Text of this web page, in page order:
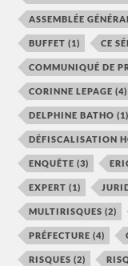
ASSEMBLÉE
BUFFET (1) CE
COMMUNIQUÉ DE
CORINNE LEPAGE (4)
DELPHINE BATHO (1)
DÉFISCALISATION
ENQUÊTE (3)
EXPERT (1)
MULTIRISQUES (2)
PRÉFECTURE (4)
RISQUES (2)